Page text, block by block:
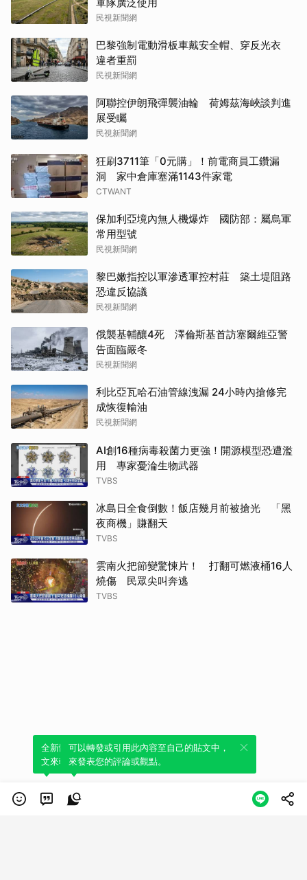
民視新聞網
巴黎強制電動滑板車戴安全帽、穿反光衣
違者重罰
民視新聞網
阿聯控伊朗飛彈襲油輪 荷姆茲海峽談判進
展受矚
民視新聞網
狂刷3711筆「0元購」！前電商員工鑽漏
洞 家中倉庫塞滿1143件家電
CTWANT
保加利亞境內無人機爆炸 國防部：屬烏軍
常用型號
民視新聞網
黎巴嫩指控以軍滲透軍控村莊 築土堤阻路
恐違反協議
民視新聞網
俄襲基輔釀4死 澤倫斯基首訪塞爾維亞警
告面臨嚴冬
民視新聞網
利比亞瓦哈石油管線洩漏 24小時內搶修完
成恢復輸油
民視新聞網
AI創16種病毒殺菌力更強！開源模型恐遭濫
用 專家憂淪生物武器
TVBS
冰島日全食倒數！飯店幾月前被搶光 「黑
夜商機」賺翻天
TVBS
雲南火把節變驚悚片！ 打翻可燃液桶16人
燒傷 民眾尖叫奔逃
TVBS
全新體驗！一鍵引用此內容，透過發布貼
文來輕鬆表達個人立場。
可以轉發或引用此內容至自己的貼文中，
來發表您的評論或觀點。